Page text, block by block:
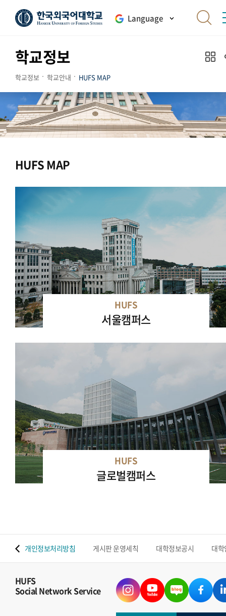
Language
학교정보
학교정보 학교안내 HUFS MAP
HUFS MAP
HUFS
서울캠퍼스
HUFS
글로벌캠퍼스
개인정보처리방침 게시판 운영세칙 대학정보공시 대
HUFS
Social Network Service